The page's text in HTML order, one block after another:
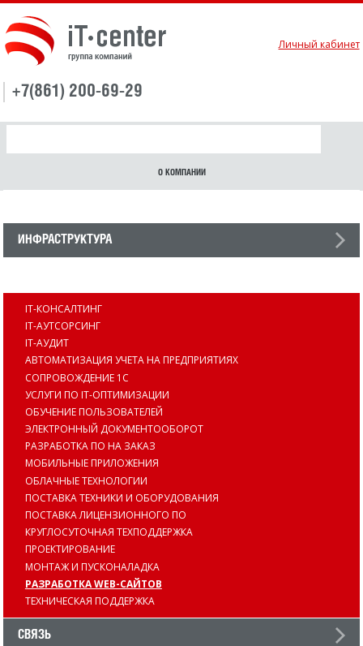
Личный кабинет
+7(861) 200-69-29
О КОМПАНИИ
ИНФРАСТРУКТУРА
IT-КОНСАЛТИНГ
IT-АУТСОРСИНГ
IT-АУДИТ
АВТОМАТИЗАЦИЯ УЧЕТА НА ПРЕДПРИЯТИЯХ
СОПРОВОЖДЕНИЕ 1С
УСЛУГИ ПО IT-ОПТИМИЗАЦИИ
ОБУЧЕНИЕ ПОЛЬЗОВАТЕЛЕЙ
ЭЛЕКТРОННЫЙ ДОКУМЕНТООБОРОТ
РАЗРАБОТКА ПО НА ЗАКАЗ
МОБИЛЬНЫЕ ПРИЛОЖЕНИЯ
ОБЛАЧНЫЕ ТЕХНОЛОГИИ
ПОСТАВКА ТЕХНИКИ И ОБОРУДОВАНИЯ
ПОСТАВКА ЛИЦЕНЗИОННОГО ПО
КРУГЛОСУТОЧНАЯ ТЕХПОДДЕРЖКА
ПРОЕКТИРОВАНИЕ
МОНТАЖ И ПУСКОНАЛАДКА
РАЗРАБОТКА WEB-САЙТОВ
ТЕХНИЧЕСКАЯ ПОДДЕРЖКА
СВЯЗЬ